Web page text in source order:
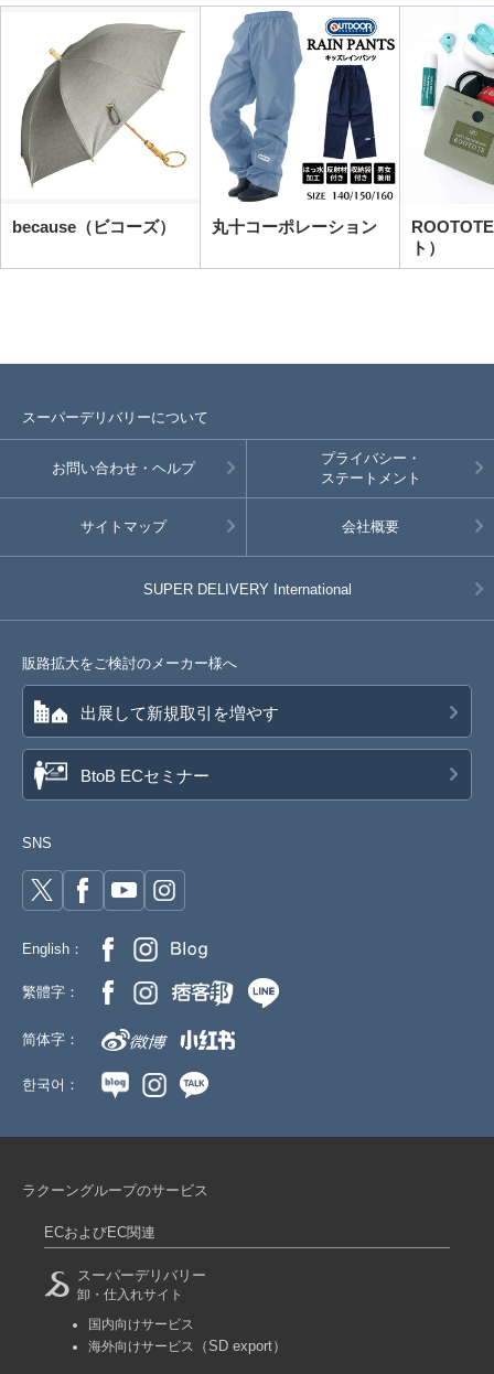
because（ビコーズ） 丸十コーポレーション
ト）
スーパーデリバリーについて
お問い合わせ・ヘルプ
プライバシー・
ステートメント
サイトマップ 会社概要
SUPER DELIVERY International
販路拡大をご検討のメーカー様へ
出展して新規取引を増やす
BtoB ECセミナー
SNS
English：
繁體字：
简体字：
한국어：
ラクーングループのサービス
ECおよびEC関連
スーパーデリバリー
卸・仕入れサイト
国内向けサービス
海外向けサービス
（SD export）